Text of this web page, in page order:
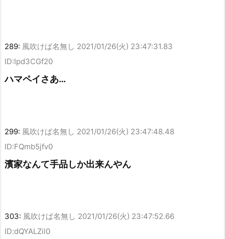
289: 風吹けば名無し 2021/01/26(火) 23:47:31.83
ID:Ipd3CGf20
ハマペイさあ…
299: 風吹けば名無し 2021/01/26(火) 23:47:48.48
ID:FQmb5jfv0
濱家なんて手品しか出来んやん
303: 風吹けば名無し 2021/01/26(火) 23:47:52.66
ID:dQYALZil0